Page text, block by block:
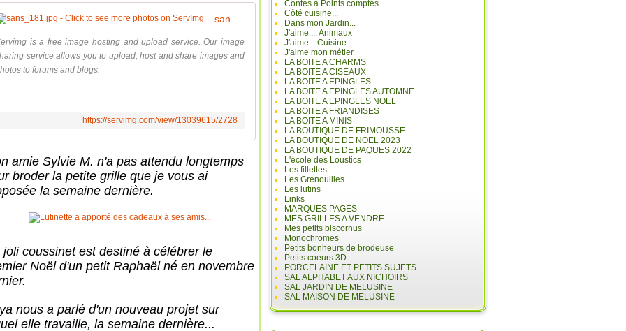
is a free image hosting and upload service. Our image
service allows you to upload, host and share images and
to forums and blogs.
https://servimg.com/view/13039615/2728
amie Sylvie M. n'a pas attendu longtemps
broder la petite grille que je vous ai
la semaine dernière.
joli coussinet est destiné à célébrer le
Noël d'un petit Raphaël né en novembre
nous a parlé d'un nouveau projet sur
elle travaille, la semaine dernière...
Contes à Points comptés
Côté cuisine...
Dans mon Jardin...
J'aime.... Animaux
J'aime... Cuisine
J'aime mon métier
LA BOITE A CHARMS
LA BOITE A CISEAUX
LA BOITE A EPINGLES
LA BOITE A EPINGLES AUTOMNE
LA BOITE A EPINGLES NOEL
LA BOITE A FRIANDISES
LA BOITE A MINIS
LA BOUTIQUE DE FRIMOUSSE
LA BOUTIQUE DE NOEL 2023
LA BOUTIQUE DE PAQUES 2022
L'école des Loustics
Les fillettes
Les Grenouilles
Les lutins
Links
MARQUES PAGES
MES GRILLES A VENDRE
Mes petits biscornus
Monochromes
Petits bonheurs de brodeuse
Petits coeurs 3D
PORCELAINE ET PETITS SUJETS
SAL ALPHABET AUX NICHOIRS
SAL JARDIN DE MELUSINE
SAL MAISON DE MELUSINE